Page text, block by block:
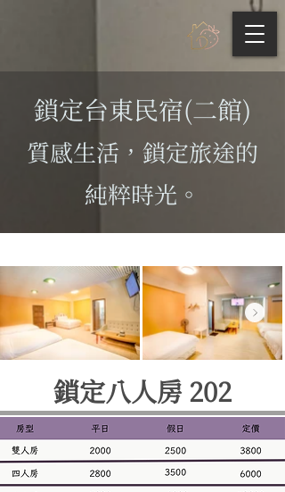
鎖定台東民宿(二館)
質感生活，鎖定旅途的
純粹時光。
鎖定八人房 202